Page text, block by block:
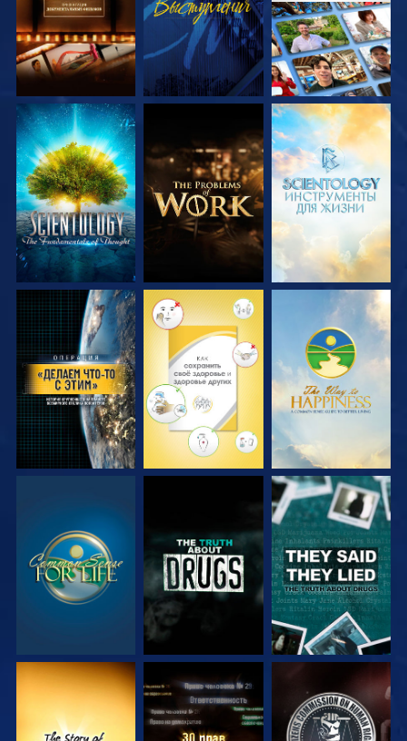
СМОТРЕТЬ
ПЕРЕДАЧИ
СМОТРЕТЬ
ПЕРЕДАЧИ
СМОТРЕТЬ
ПЕРЕДАЧИ
СМОТРЕТЬ СМОТРЕТЬ СМОТРЕТЬ
СМОТРЕТЬ СМОТРЕТЬ СМОТРЕТЬ
СМОТРЕТЬ СМОТРЕТЬ СМОТРЕТЬ